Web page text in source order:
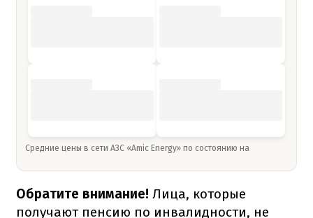
Средние цены в сети АЗС «Amic Energy» по состоянию на
Обратите внимание! Лица, которые
получают пенсию по инвалидности, не